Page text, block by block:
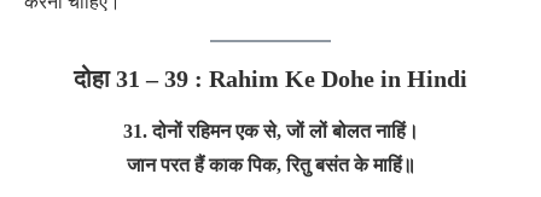
दोहा 31 – 39 : Rahim Ke Dohe in Hindi
31. दोनों रहिमन एक से, जों लों बोलत नाहिं।
जान परत हैं काक पिक, रितु बसंत के माहिं॥